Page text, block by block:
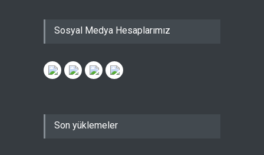
Sosyal Medya Hesaplarımız
Son yüklemeler